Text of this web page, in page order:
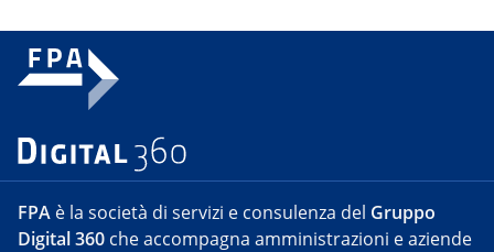
FPA è la società di servizi e consulenza del Gruppo
Digital 360 che accompagna amministrazioni e aziende